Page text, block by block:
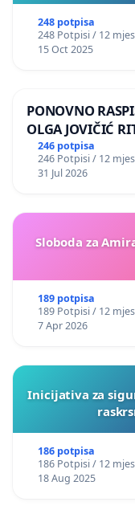
248 potpisa
248 Potpisi / 12
15 Oct 2025
PONOVNO
OLGA JOVIČIĆ
246 potpisa
246 Potpisi / 12
31 Jul 2026
Sloboda za
189 potpisa
189 Potpisi / 12
7 Apr 2026
Inicijativa za
186 potpisa
186 Potpisi / 12
18 Aug 2025